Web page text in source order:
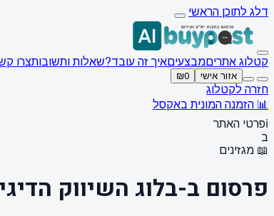
דלג לתוכן הראשי
קטלוג אתריםמבצעיםאיך זה עובד?שאלות ותשובותצרו
אזור אישי ₪0
חזרה לקטלוג
📊 הזמנה המונית באקסל
ℹ️פרטי האתר
ב
📖 מגזינים
פרסום ב-בלוג השיווק